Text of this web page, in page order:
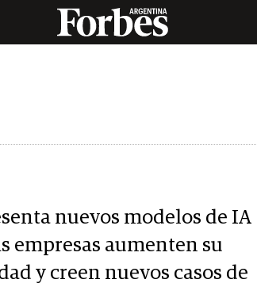
nuevos modelos de IA
empresas aumenten su
y creen nuevos casos de